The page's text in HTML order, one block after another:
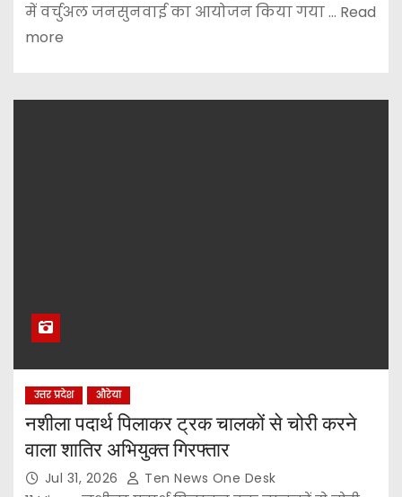
में वर्चुअल जनसुनवाई का आयोजन किया गया ... Read
more
उत्तर प्रदेश औरेया
नशीला पदार्थ पिलाकर ट्रक चालकों से चोरी करने
वाला शातिर अभियुक्त गिरफ्तार
Jul 31, 2026 Ten News One Desk